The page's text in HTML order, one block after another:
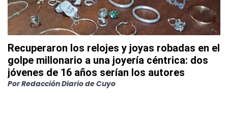
Recuperaron los relojes y joyas robadas en el
golpe millonario a una joyería céntrica: dos
jóvenes de 16 años serían los autores
PorRedacción Diario de Cuyo